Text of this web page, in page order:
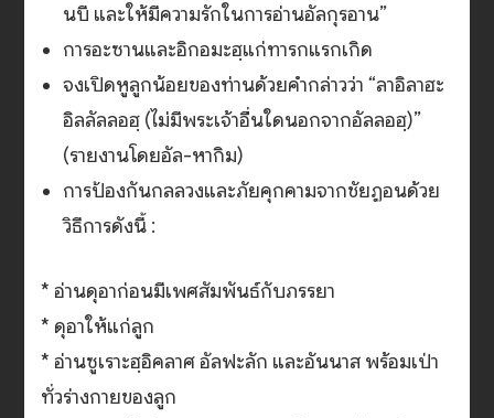
นบี และให้มีความรักในการอ่านอัลกุรอาน”
การอะซานและอิกอมะฮฺแก่ทารกแรกเกิด
จงเปิดหูลูกน้อยของท่านด้วยคำกล่าวว่า “ลาอิลาฮะ
อิลลัลลอฮฺ (ไม่มีพระเจ้าอื่นใดนอกจากอัลลอฮฺ)”
(รายงานโดยอัล-หากิม)
การป้องกันกลลวงและภัยคุกคามจากชัยฏอนด้วย
วิธีการดังนี้ :
* อ่านดุอาก่อนมีเพศสัมพันธ์กับภรรยา
* ดุอาให้แก่ลูก
* อ่านซูเราะฮฺอิคลาศ อัลฟะลัก และอันนาส พร้อมเป่า
ทั่วร่างกายของลูก